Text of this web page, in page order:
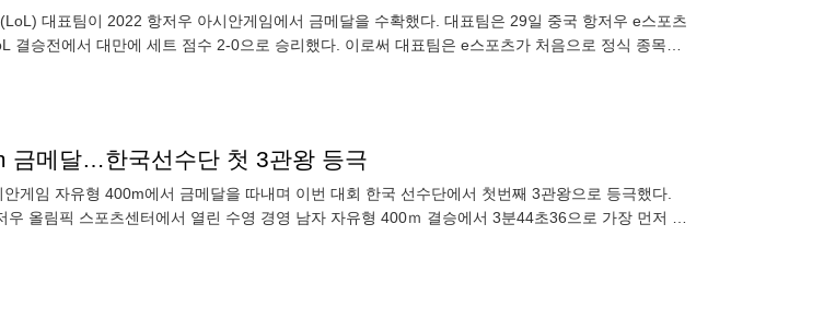
대표팀이 2022 항저우 아시안게임에서 금메달을 수확했다. 대표팀은 29일 중국 항저우 e스포츠
결승전에서 대만에 세트 점수 2-0으로 승리했다. 이로써 대표팀은 e스포츠가 처음으로 정식 종목이
금메달…한국선수단 첫 3관왕 등극
게임 자유형 400m에서 금메달을 따내며 이번 대회 한국 선수단에서 첫번째 3관왕으로 등극했다.
올림픽 스포츠센터에서 열린 수영 경영 남자 자유형 400ｍ 결승에서 3분44초36으로 가장 먼저 터